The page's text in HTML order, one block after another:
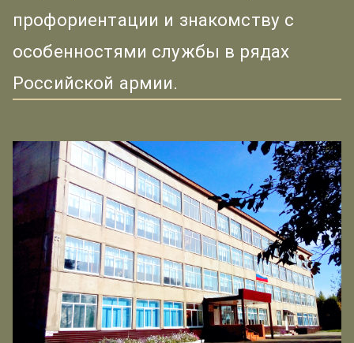
профориентации и знакомству с
особенностями службы в рядах
Российской армии.